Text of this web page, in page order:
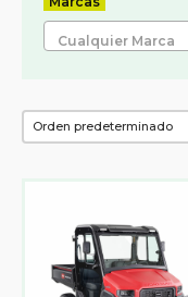
Cualquier Marca